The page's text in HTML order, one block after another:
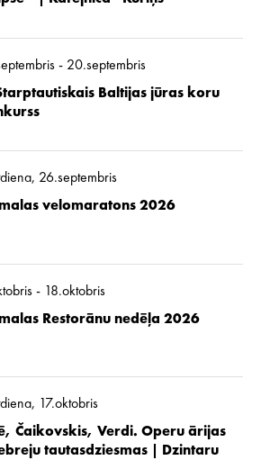
- 20.septembris
Baltijas jūras koru
26.septembris
velomaratons 2026
- 18.oktobris
Restorānu nedēļa 2026
17.oktobris
Čaikovskis, Verdi. Operu ārijas
tautasdziesmas | Dzintaru